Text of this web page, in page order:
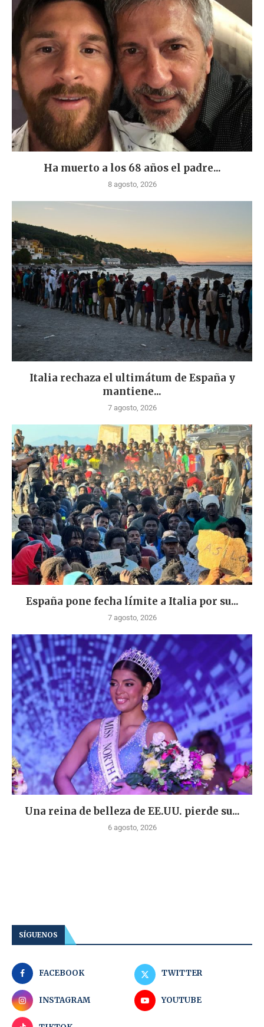
Ha muerto a los 68 años el padre...
8 agosto, 2026
Italia rechaza el ultimátum de España y
mantiene...
7 agosto, 2026
España pone fecha límite a Italia por su...
7 agosto, 2026
Una reina de belleza de EE.UU. pierde su...
6 agosto, 2026
SÍGUENOS
FACEBOOK TWITTER
INSTAGRAM YOUTUBE